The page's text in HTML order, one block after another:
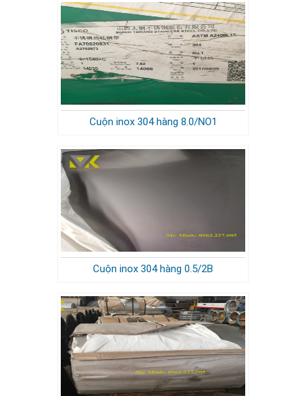
Cuộn inox 304 hàng 8.0/NO1
Cuộn inox 304 hàng 0.5/2B